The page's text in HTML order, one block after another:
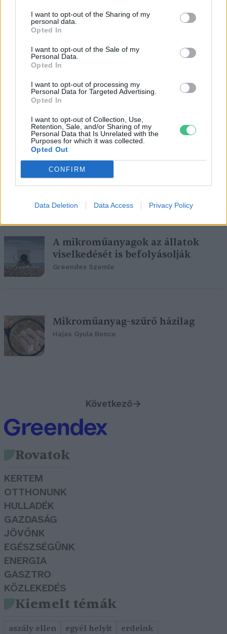
I want to opt-out of the Sharing of my
personal data.
Opted In
I want to opt-out of the Sale of my
Personal Data.
Opted In
I want to opt-out of processing my
Personal Data for Targeted Advertising.
Opted In
I want to opt-out of Collection, Use,
Retention, Sale, and/or Sharing of my
Personal Data that Is Unrelated with the
Purposes for which it was collected.
Opted Out
CONFIRM
Data Deletion Data Access Privacy Policy
mikroműanyag
Greendex Szemle
Riasztó mennyiségű
mikroműanyag van a levegőben
Ez elúszott! – Nincs több halacskás
műanyag Ausztráliában
Greendex Szemle
A mikroműanyagok az állatok
viselkedését is befolyásolják
Greendex Szemle
Mikroműanyag-szűrő házilag
Hajas Gyula Bence
Következő→
Rovatok
KERTEM
OTTHONUNK
HULLADÉK
GAZDASÁG
JÖVŐNK
EGÉSZSÉGÜNK
ENERGIA
GASZTRO
KÖZLEKEDÉS
Kiemelt témák
aszály ellen egyél helyit erdeink